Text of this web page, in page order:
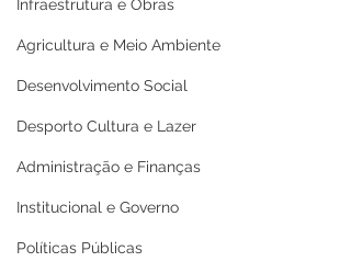
Infraestrutura e Obras
Agricultura e Meio Ambiente
Desenvolvimento Social
Desporto Cultura e Lazer
Administração e Finanças
Institucional e Governo
Políticas Públicas